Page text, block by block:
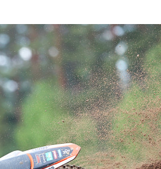
Salasana
Luo uusi käyttäjätili
Vaihda salasana